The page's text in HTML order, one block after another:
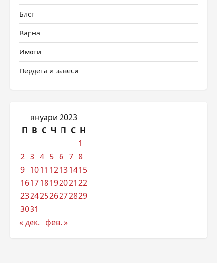
Блог
Варна
Имоти
Пердета и завеси
януари 2023
П В С Ч П С Н
1
2 3 4 5 6 7 8
9 1011 12131415
161718192021 22
23242526272829
3031
« дек. фев. »